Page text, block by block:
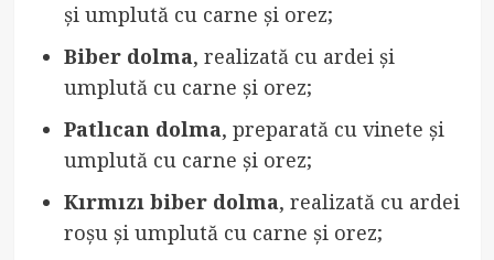
și umplută cu carne și orez;
Biber dolma, realizată cu ardei și
umplută cu carne și orez;
Patlıcan dolma, preparată cu vinete și
umplută cu carne și orez;
Kırmızı biber dolma, realizată cu ardei
roșu și umplută cu carne și orez;